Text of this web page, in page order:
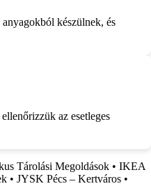
készülnek, és
az esetleges
Tárolási Megoldások • IKEA
• JYSK Pécs – Kertváros •